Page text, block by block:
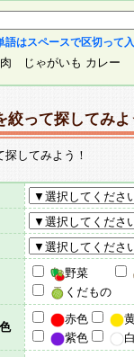
語はスペースで区切って
ゃがいも カレー
絞って探してみよ
してみよう！
野菜
くだもの
赤色
紫色